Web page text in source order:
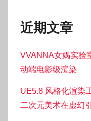
近期文章
VVANNA女娲实验
动端电影级渲染
UE5.8 风格化渲染
二次元美术在虚幻